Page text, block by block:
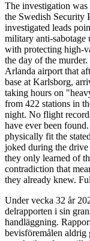
The investigation
the Swedish Security
investigated leads
military anti-
with protecting high-
the day of the
Arlanda airport that
base at Karlsborg,
taking hours on
from 422 stations in
night. No flight
have ever been
physically fit the
joked during the
they only learned of
contradiction that
they already knew.
Under vecka 32 år
delrapporten i sin
handläggning.
bevisföremålen aldrig